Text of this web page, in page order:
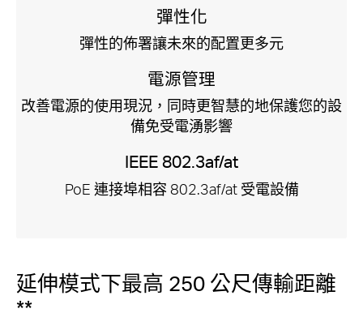
彈性化
彈性的佈署讓未來的配置更多元
電源管理
改善電源的使用現況，同時更智慧的地保護您的設
備免受電湧影響
IEEE 802.3af/at
PoE 連接埠相容 802.3af/at 受電設備
延伸模式下最高 250 公尺傳輸距離
**